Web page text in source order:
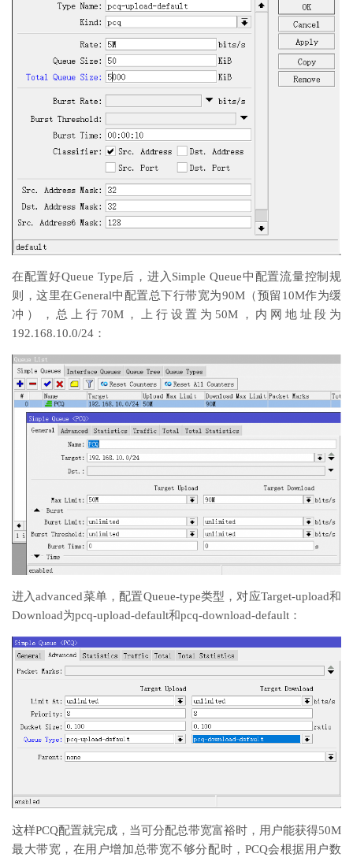
在配置好Queue Type后，进入Simple Queue中配置流量控制规
则，这里在General中配置总下行带宽为90M（预留10M作为缓
冲），总上行70M，上行设置为50M，内网地址段为
192.168.10.0/24：
进入advanced菜单，配置Queue-type类型，对应Target-upload和
Download为pcq-upload-default和pcq-download-default：
这样PCQ配置就完成，当可分配总带宽富裕时，用户能获得50M
最大带宽，在用户增加总带宽不够分配时，PCQ会根据用户数